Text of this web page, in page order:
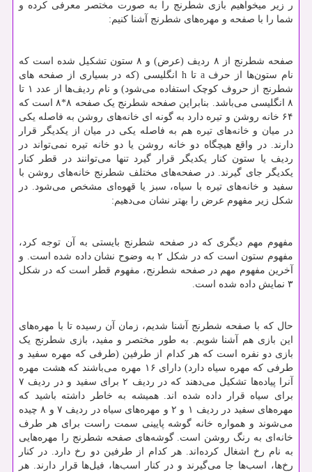
ر زیر میخواهیم بازی شطرنج را به صورت مختصر معرفی کرده و
شما را با صفحه و مهره‌های شطرنج آشنا کنیم:
صفحه شطرنج از ۸ ردیف (عرض) و ۸ ستون تشکیل شده است که
نام ستون‌ها از حرف aتا h انگلیسی (که در بسیاری از صفحه های
شطرنج از حروف کوچک استفاده می‌شود) و نام ردیف‌ها از عدد ۱ تا
۸ انگلیسی می‌باشد. بنابراین صفحه شطرنج یک صفحه ۸*۸ است که
۶۴ خانه روشن و تیره دارد به گونه ای خانه‌های روشن به فاصله یکی
در میان و خانه‌های تیره هم به فاصله یکی در میان از یکدیگر قرار
دارند. در واقع هیچگاه دو خانه روشن یا دو خانه تیره نمی‌تواند در
ردیف یا ستون کنار یکدیگر قرار گیرد تنها می‌توانند در قطر کنار
یکدیگر جای گیرند. در صفحه‌های مختلف شطرنج خانه‌های روشن با
سفید و خانه‌های تیره با سیاه، سبز یا قهوه‌ای مشخص می‌شود. در
شکل زیر مفهوم عرض را بهتر نشان می‌دهیم:
مفهوم مهم دیگری که در صفحه شطرنج بایستی به آن توجه کرد،
مفهوم ستون است که در شکل ۲ به وضوح نشان داده شده است. و
آخرین مفهوم مهم در صفحه شطرنج، مفهوم قطر است که در شکل
۳ نمایش داده شده است.
حال که با صفحه شطرنج آشنا شدیم، زمان آن رسیده تا با مهره‌های
این بازی هم آشنا شویم. به طور مختصر و مفید، بازی شطرنج یک
بازی دو نفره است که هر کدام از طرفین (طرفی که مهره سفید و
طرفی که مهره سیاه دارد) دارای ۱۶ مهره می‌باشند که هشت مهره
آنرا پیاده‌ها تشکیل می‌دهند که در ردیف ۲ برای سفید و در ردیف ۷
برای سیاه قرار داده شده اند. همیشه به خاطر داشته باشید که
مهره‌های سفید در ردیف ۱ و ۲ و مهره‌های سیاه در ردیف ۷ و ۸ چیده
می‌شوند و همواره خانه گوشه پایینی سمت راست برای هر طرف
خانه‌ای به رنگ روشن است. گوشه‌های صفحه شطرنج را مهره‌هایی
به نام رخ اشغال کرده‌اند. هر کدام از طرفین دو رخ دارد. در کنار
رخ‌ها، اسب‌ها جا می‌گیرند و در کنار اسب‌ها، فیل‌ها قرار دارند. هر